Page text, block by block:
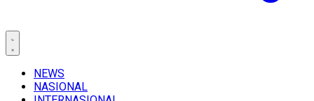
NEWS
NASIONAL